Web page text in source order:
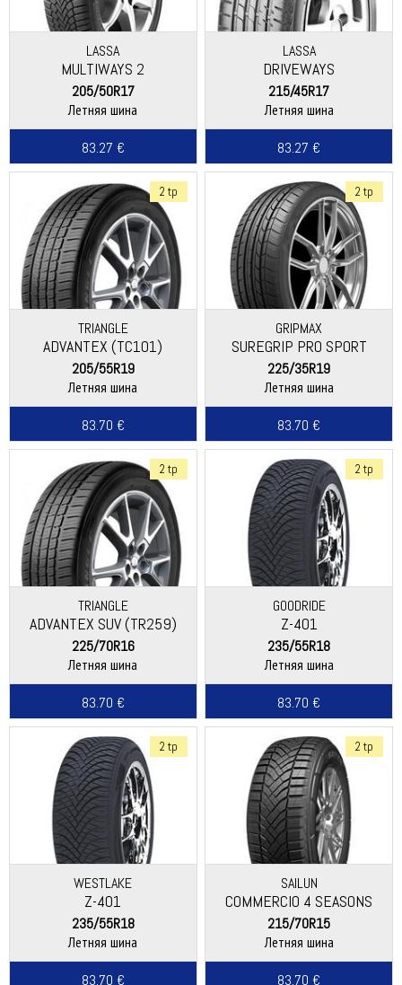
LASSA
MULTIWAYS 2
205/50R17
Летняя шина
83.27 €
LASSA
DRIVEWAYS
215/45R17
Летняя шина
83.27 €
2 tp
TRIANGLE
ADVANTEX (TC101)
205/55R19
Летняя шина
83.70 €
2 tp
GRIPMAX
SUREGRIP PRO SPORT
225/35R19
Летняя шина
83.70 €
2 tp
TRIANGLE
ADVANTEX SUV (TR259)
225/70R16
Летняя шина
83.70 €
2 tp
GOODRIDE
Z-401
235/55R18
Летняя шина
83.70 €
2 tp
WESTLAKE
Z-401
235/55R18
Летняя шина
83.70 €
2 tp
SAILUN
COMMERCIO 4 SEASONS
215/70R15
Летняя шина
83.70 €